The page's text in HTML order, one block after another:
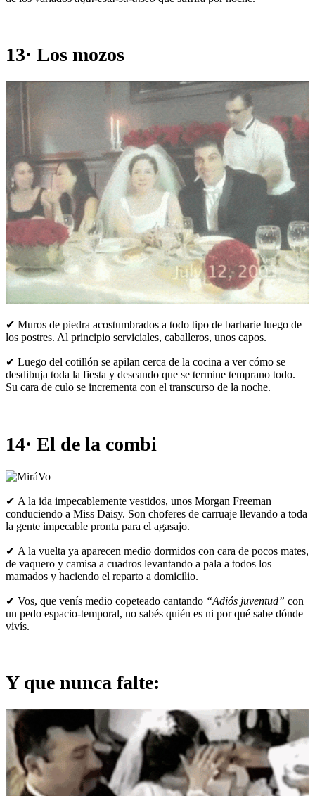
13· Los mozos
✔ Muros de piedra acostumbrados a todo tipo de barbarie luego de
los postres. Al principio serviciales, caballeros, unos capos.
✔ Luego del cotillón se apilan cerca de la cocina a ver cómo se
desdibuja toda la fiesta y deseando que se termine temprano todo.
Su cara de culo se incrementa con el transcurso de la noche.
14· El de la combi
✔ A la ida impecablemente vestidos, unos Morgan Freeman
conduciendo a Miss Daisy. Son choferes de carruaje llevando a toda
la gente impecable pronta para el agasajo.
✔ A la vuelta ya aparecen medio dormidos con cara de pocos mates,
de vaquero y camisa a cuadros levantando a pala a todos los
mamados y haciendo el reparto a domicilio.
✔ Vos, que venís medio copeteado cantando “Adiós juventud” con
un pedo espacio-temporal, no sabés quién es ni por qué sabe dónde
vivís.
Y que nunca falte: